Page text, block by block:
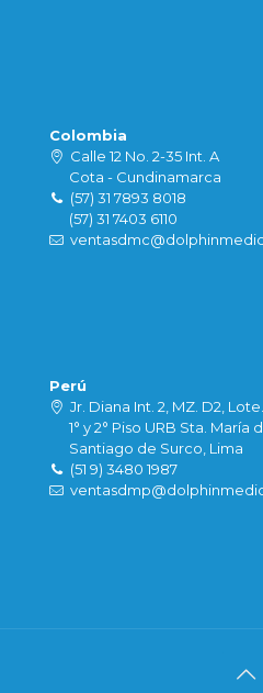
Colombia
Calle 12 No. 2-35 Int. A
Cota - Cundinamarca
(57) 31 7893 8018
(57) 31 7403 6110
Perú
Jr. Diana Int. 2, MZ. D2,
1° y 2° Piso URB Sta. María
Santiago de Surco, Lima
(51 9) 3480 1987